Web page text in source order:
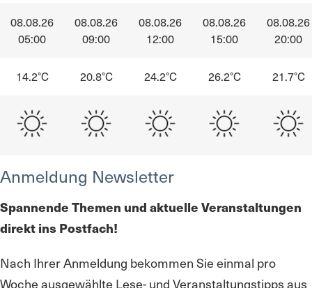
08.08.26
05:00
08.08.26
09:00
08.08.26
12:00
08.08.26
15:00
08.08.26
20:00
14.2°C 20.8°C 24.2°C 26.2°C 21.7°C
Anmeldung Newsletter
Spannende Themen und aktuelle Veranstaltungen
direkt ins Postfach!
Nach Ihrer Anmeldung bekommen Sie einmal pro
Woche ausgewählte Lese- und Veranstaltungstipps aus